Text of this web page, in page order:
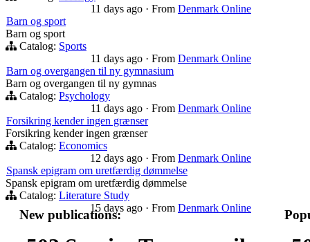
11 days ago · From Denmark Online
Barn og sport
Barn og sport
Catalog: Sports
11 days ago · From Denmark Online
Barn og overgangen til ny gymnasium
Barn og overgangen til ny gymnas
Catalog: Psychology
11 days ago · From Denmark Online
Forsikring kender ingen grænser
Forsikring kender ingen grænser
Catalog: Economics
12 days ago · From Denmark Online
Spansk epigram om uretfærdig dømmelse
Spansk epigram om uretfærdig dømmelse
Catalog: Literature Study
15 days ago · From Denmark Online
New publications: